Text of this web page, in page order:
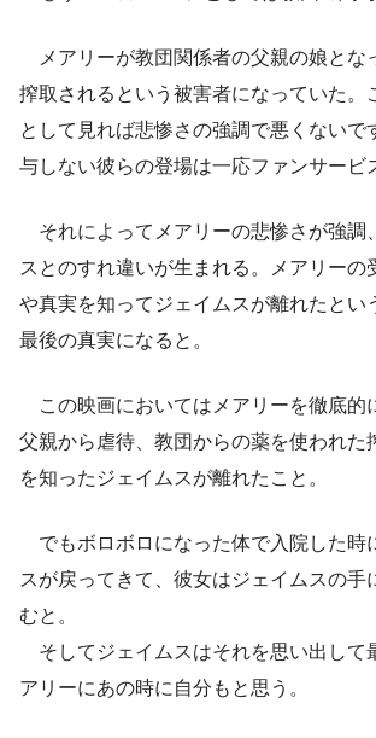
メアリーが教団関係者の父親の娘とな
搾取されるという被害者になっていた。
として見れば悲惨さの強調で悪くないで
与しない彼らの登場は一応ファンサービ
それによってメアリーの悲惨さが強調
スとのすれ違いが生まれる。メアリーの
や真実を知ってジェイムスが離れたとい
最後の真実になると。
この映画においてはメアリーを徹底的
父親から虐待、教団からの薬を使われた
を知ったジェイムスが離れたこと。
でもボロボロになった体で入院した時
スが戻ってきて、彼女はジェイムスの手
むと。
そしてジェイムスはそれを思い出して
アリーにあの時に自分もと思う。